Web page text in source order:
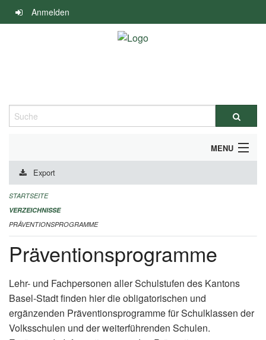
Navigation
überspringen
Anmelden
Suche
MENU
DURCHFÜHRUNG UND FINANZIERUNG
IMPRESSUM
Export
STARTSEITE
VERZEICHNISSE
PRÄVENTIONSPROGRAMME
Präventionsprogramme
Lehr- und Fachpersonen aller Schulstufen des Kantons
Basel-Stadt finden hier die obligatorischen und
ergänzenden Präventionsprogramme für Schulklassen der
Volksschulen und der weiterführenden Schulen.